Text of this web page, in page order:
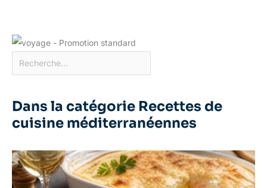
Dans la catégorie Recettes de
cuisine méditerranéennes